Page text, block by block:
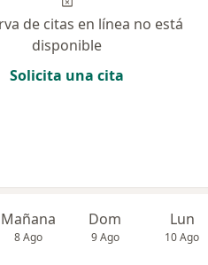
de citas en línea no está
disponible
Solicita una cita
Mañana
8 Ago
Dom
9 Ago
Lun
10 Ago